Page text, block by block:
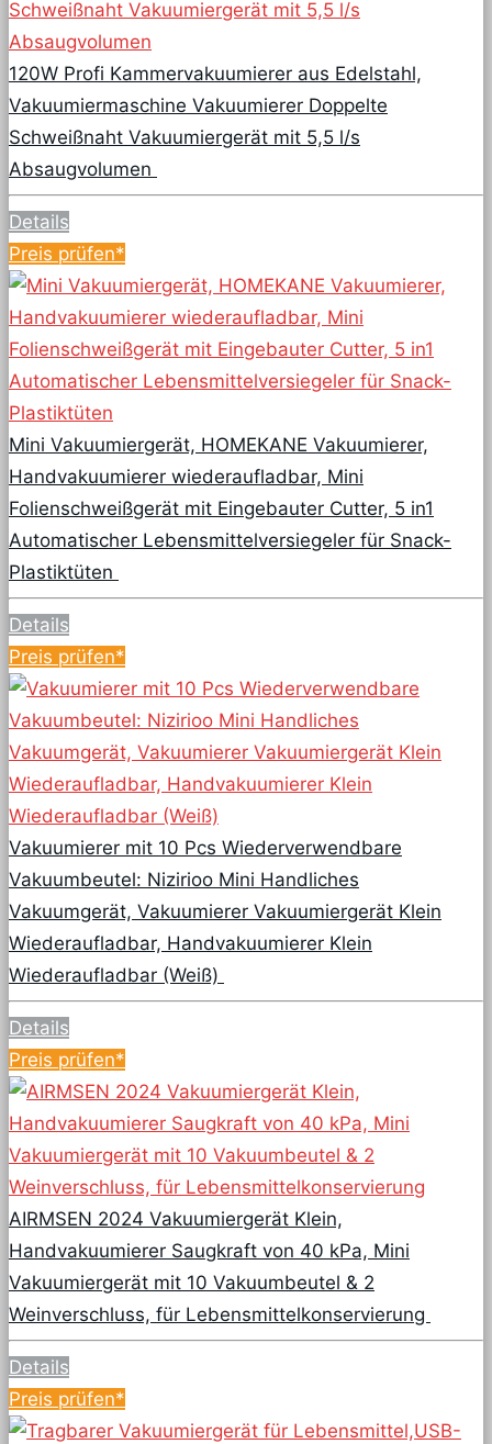
120W Profi Kammervakuumierer aus Edelstahl,
Vakuumiermaschine Vakuumierer Doppelte
Schweißnaht Vakuumiergerät mit 5,5 l/s
Absaugvolumen
Details
Preis prüfen*
Mini Vakuumiergerät, HOMEKANE Vakuumierer,
Handvakuumierer wiederaufladbar, Mini
Folienschweißgerät mit Eingebauter Cutter, 5 in1
Automatischer Lebensmittelversiegeler für Snack-
Plastiktüten
Details
Preis prüfen*
Vakuumierer mit 10 Pcs Wiederverwendbare
Vakuumbeutel: Nizirioo Mini Handliches
Vakuumgerät, Vakuumierer Vakuumiergerät Klein
Wiederaufladbar, Handvakuumierer Klein
Wiederaufladbar (Weiß)
Details
Preis prüfen*
AIRMSEN 2024 Vakuumiergerät Klein,
Handvakuumierer Saugkraft von 40 kPa, Mini
Vakuumiergerät mit 10 Vakuumbeutel & 2
Weinverschluss, für Lebensmittelkonservierung
Details
Preis prüfen*